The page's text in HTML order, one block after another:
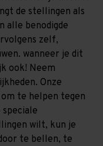
de stellingen als
alle benodigde
zelf,
wanneer je dit
ook! Neem
Onze
te helpen tegen
wilt, kun je
te bellen, te